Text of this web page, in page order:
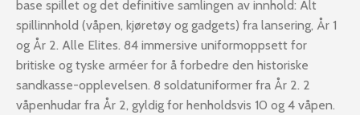
base spillet og det definitive samlingen av innhold: Alt
spillinnhold (våpen, kjøretøy og gadgets) fra lansering, År 1
og År 2. Alle Elites. 84 immersive uniformoppsett for
britiske og tyske arméer for å forbedre den historiske
sandkasse-opplevelsen. 8 soldatuniformer fra År 2. 2
våpenhudar fra År 2, gyldig for henholdsvis 10 og 4 våpen.